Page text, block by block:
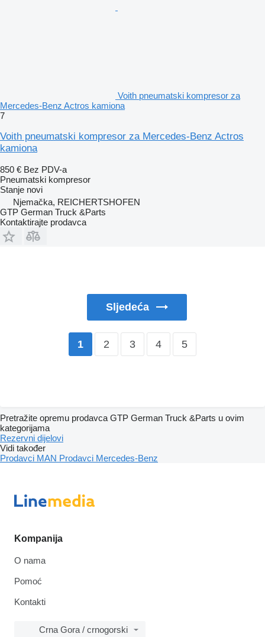
Voith pneumatski kompresor za
Mercedes-Benz Actros kamiona
7
Voith pneumatski kompresor za Mercedes-Benz Actros
kamiona
850 € Bez PDV-a
Pneumatski kompresor
Stanje novi
Njemačka, REICHERTSHOFEN
GTP German Truck &Parts
Kontaktirajte prodavca
Sljedeća
1 2 3 4 5
Pretražite opremu prodavca GTP German Truck &Parts u ovim
kategorijama
Rezervni dijelovi
Vidi također
Prodavci MAN Prodavci Mercedes-Benz
Kompanija
O nama
Pomoć
Kontakti
Crna Gora / crnogorski